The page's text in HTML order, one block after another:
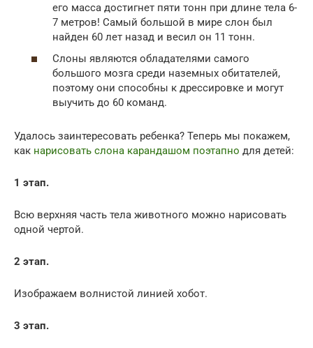
его масса достигнет пяти тонн при длине тела 6-
7 метров! Самый большой в мире слон был
найден 60 лет назад и весил он 11 тонн.
Слоны являются обладателями самого
большого мозга среди наземных обитателей,
поэтому они способны к дрессировке и могут
выучить до 60 команд.
Удалось заинтересовать ребенка? Теперь мы покажем,
как нарисовать слона карандашом поэтапно для детей:
1 этап.
Всю верхняя часть тела животного можно нарисовать
одной чертой.
2 этап.
Изображаем волнистой линией хобот.
3 этап.